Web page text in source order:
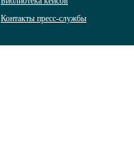
Контакты пресс-службы